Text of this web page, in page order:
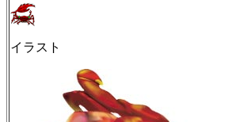
イラスト